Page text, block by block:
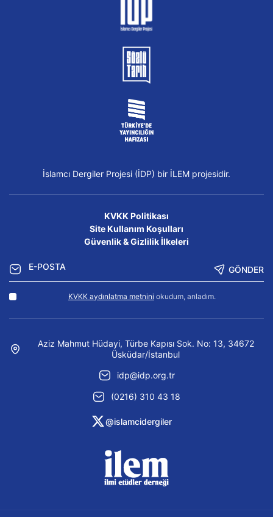
İslamcı Dergiler Projesi (İDP) bir İLEM projesidir.
KVKK Politikası
Site Kullanım Koşulları
Güvenlik & Gizlilik İlkeleri
GÖNDER
KVKK aydınlatma metnini okudum, anladım.
Aziz Mahmut Hüdayi, Türbe Kapısı Sok. No: 13, 34672
Üsküdar/İstanbul
idp@idp.org.tr
(0216) 310 43 18
@islamcidergiler